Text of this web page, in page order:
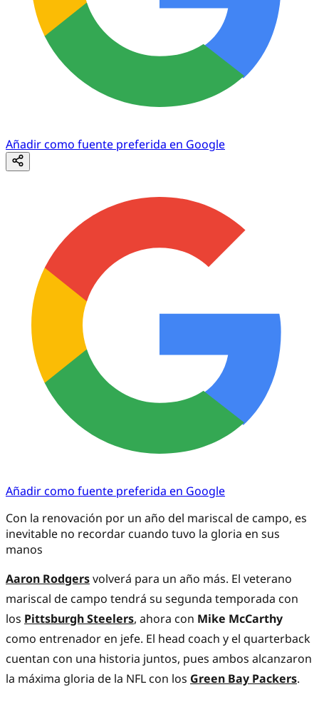
Añadir como fuente preferida en Google
Añadir como fuente preferida en Google
Con la renovación por un año del mariscal de campo, es
inevitable no recordar cuando tuvo la gloria en sus
manos
Aaron Rodgersvolverá para un año más. El veterano
mariscal de campo tendrá su segunda temporada con
los Pittsburgh Steelers, ahora con Mike McCarthy
como entrenador en jefe. El head coach y el quarterback
cuentan con una historia juntos, pues ambos alcanzaron
la máxima gloria de la NFL con los Green Bay Packers.